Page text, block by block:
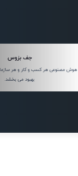
جف بزوس
هوش مصنوعی هر کسب و کار و هر سازمان
بهبود می بخشد.